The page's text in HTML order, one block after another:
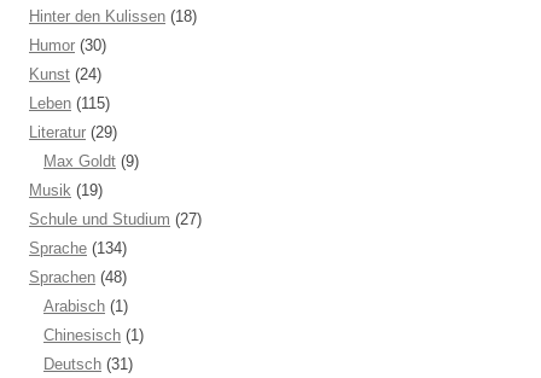
Hinter den Kulissen (18)
Humor (30)
Kunst (24)
Leben (115)
Literatur (29)
Max Goldt (9)
Musik (19)
Schule und Studium (27)
Sprache (134)
Sprachen (48)
Arabisch (1)
Chinesisch (1)
Deutsch (31)